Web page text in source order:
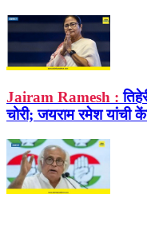
Jairam Ramesh :
चोरी; जयराम रमेश यांची